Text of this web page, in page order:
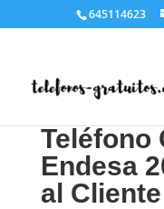
645114623
Teléfono
Endesa
al Cliente